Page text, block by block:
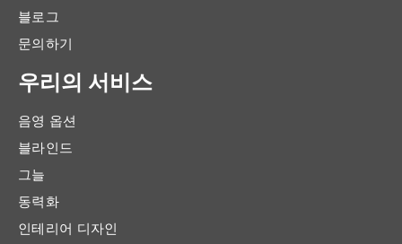
블로그
문의하기
우리의 서비스
음영 옵션
블라인드
그늘
동력화
인테리어 디자인